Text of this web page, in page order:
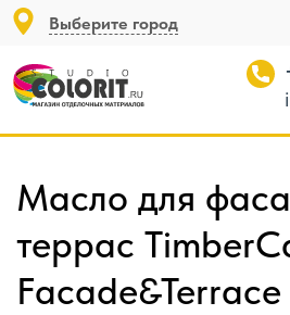
Выберите город
Масло для
террас